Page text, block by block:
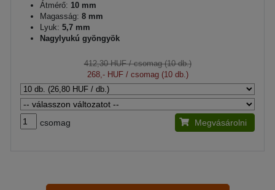
Átmérő: 10 mm
Magasság: 8 mm
Lyuk: 5,7 mm
Nagylyukú gyöngyök
412,30 HUF/ csomag (10 db.)
268,- HUF/ csomag (10 db.)
csomag Megvásárolni